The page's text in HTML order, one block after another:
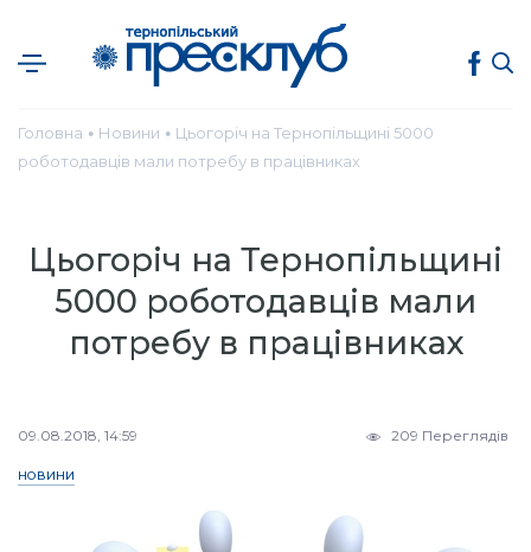
Головна ● Новини ● Цьогоріч на Тернопільщині 5000
роботодавців мали потребу в працівниках
Цьогоріч на Тернопільщині
5000 роботодавців мали
потребу в працівниках
09.08.2018, 14:59 209 Переглядів
НОВИНИ